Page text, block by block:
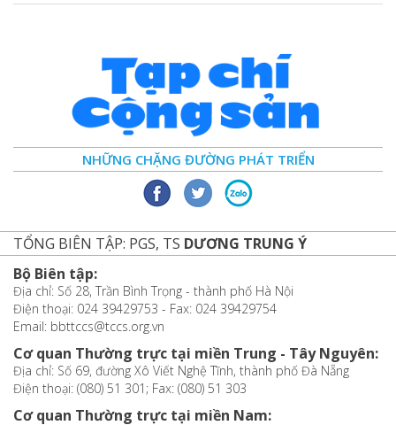
NHỮNG CHẶNG ĐƯỜNG PHÁT TRIỂN
TỔNG BIÊN TẬP: PGS, TS DƯƠNG TRUNG Ý
Bộ Biên tập:
Địa chỉ: Số 28, Trần Bình Trọng - thành phố Hà Nội
Điện thoại: 024 39429753 - Fax: 024 39429754
Email: bbttccs@tccs.org.vn
Cơ quan Thường trực tại miền Trung - Tây Nguyên:
Địa chỉ: Số 69, đường Xô Viết Nghệ Tĩnh, thành phố Đà Nẵng
Điện thoại: (080) 51 301; Fax: (080) 51 303
Cơ quan Thường trực tại miền Nam: